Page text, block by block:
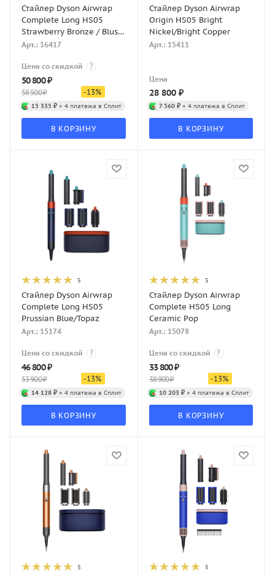
Стайлер Dyson Airwrap
Complete Long HS05
Strawberry Bronze / Blush
Pink
Арт.: 16417
Цена со скидкой ?
50 800₽
58 500₽ -13%
15 335 ₽ × 4 платежа в Сплит
В КОРЗИНУ
Стайлер Dyson Airwrap
Origin HS05 Bright
Nickel/Bright Copper
Арт.: 15411
Цена
28 800₽
7 560 ₽× 4 платежа в Сплит
В КОРЗИНУ
5
Стайлер Dyson Airwrap
Complete Long HS05
Prussian Blue/Topaz
Арт.: 15174
Цена со скидкой ?
46 800₽
53 900₽ -13%
14 128 ₽ × 4 платежа в Сплит
В КОРЗИНУ
5
Стайлер Dyson Airwrap
Complete HS05 Long
Ceramic Pop
Арт.: 15078
Цена со скидкой ?
33 800₽
38 900₽ -13%
10 203 ₽× 4 платежа в Сплит
В КОРЗИНУ
5 5